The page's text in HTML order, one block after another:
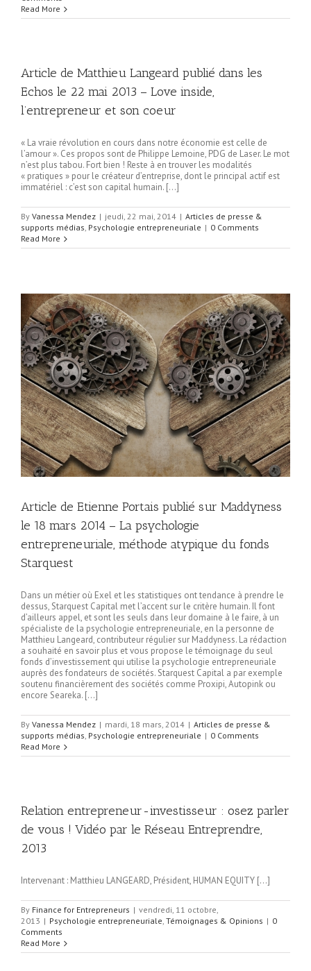
Read More
Article de Matthieu Langeard publié dans les
Echos le 22 mai 2013 – Love inside,
l’entrepreneur et son coeur
« La vraie révolution en cours dans notre économie est celle de
l’amour ». Ces propos sont de Philippe Lemoine, PDG de Laser. Le mot
n’est plus tabou. Fort bien ! Reste à en trouver les modalités
« pratiques » pour le créateur d’entreprise, dont le principal actif est
immatériel : c’est son capital humain. […]
By Vanessa Mendez | jeudi, 22 mai, 2014 | Articles de presse &
supports médias Psychologie entrepreneuriale | 0 Comments
Read More
Article de Etienne Portais publié sur Maddyness
le 18 mars 2014 – La psychologie
entrepreneuriale, méthode atypique du fonds
Starquest
Dans un métier où Exel et les statistiques ont tendance à prendre le
dessus, Starquest Capital met l’accent sur le critère humain. Il font
d’ailleurs appel, et sont les seuls dans leur domaine à le faire, à un
spécialiste de la psychologie entrepreneuriale, en la personne de
Matthieu Langeard, contributeur régulier sur Maddyness. La rédaction
a souhaité en savoir plus et vous propose le témoignage du seul
fonds d’investissement qui utilise la psychologie entrepreneuriale
auprès des fondateurs de sociétés. Starquest Capital a par exemple
soutenu financièrement des sociétés comme Proxipi, Autopink ou
encore Seareka. […]
By Vanessa Mendez | mardi, 18 mars, 2014 | Articles de presse &
supports médias, Psychologie entrepreneuriale | 0 Comments
Read More
Relation entrepreneur-investisseur : osez parler
de vous ! Vidéo par le Réseau Entreprendre,
2013
Intervenant : Matthieu LANGEARD, Président, HUMAN EQUITY […]
By Finance for Entrepreneurs | vendredi, 11 octobre,
2013 | Psychologie entrepreneuriale, Témoignages & Opinions | 0
Comments
Read More